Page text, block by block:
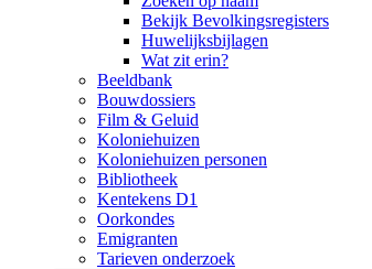
Bekijk Bevolkingsregisters
Huwelijksbijlagen
Wat zit erin?
Beeldbank
Bouwdossiers
Film & Geluid
Koloniehuizen
Koloniehuizen personen
Bibliotheek
Kentekens D1
Oorkondes
Emigranten
Tarieven onderzoek